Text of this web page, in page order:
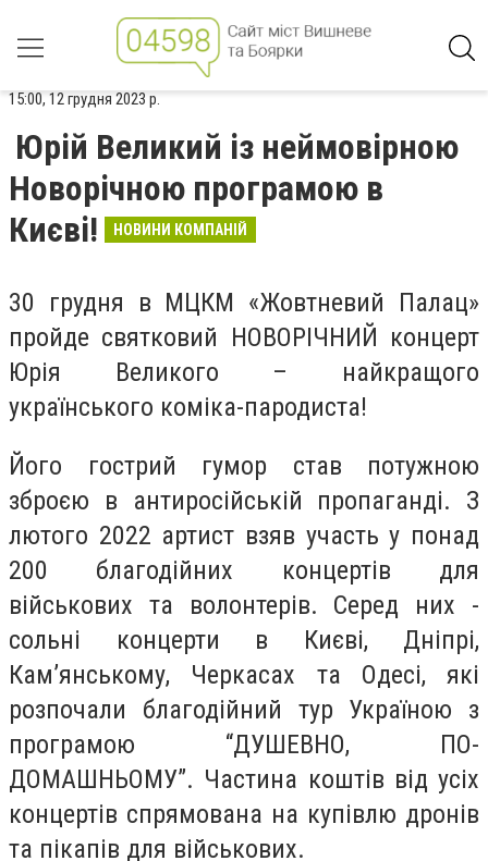
15:00, 12 грудня 2023 р.
Юрій Великий із неймовірною
Новорічною програмою в
Києві!
НОВИНИ КОМПАНІЙ
30 грудня в МЦКМ «Жовтневий Палац»
пройде святковий НОВОРІЧНИЙ концерт
Юрія Великого – найкращого
українського коміка-пародиста!
Його гострий гумор став потужною
зброєю в антиросійській пропаганді. З
лютого 2022 артист взяв участь у понад
200 благодійних концертів для
військових та волонтерів. Серед них -
сольні концерти в Києві, Дніпрі,
Кам’янському, Черкасах та Одесі, які
розпочали благодійний тур Україною з
програмою “ДУШЕВНО, ПО-
ДОМАШНЬОМУ”. Частина коштів від усіх
концертів спрямована на купівлю дронів
та пікапів для військових.